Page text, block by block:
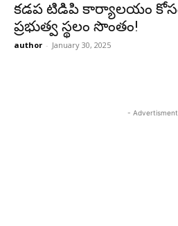
కడప టిడిపి కార్యాలయం కోసం
ప్రభుత్వ స్థలం సొంతం!
author - January 30, 2025
-